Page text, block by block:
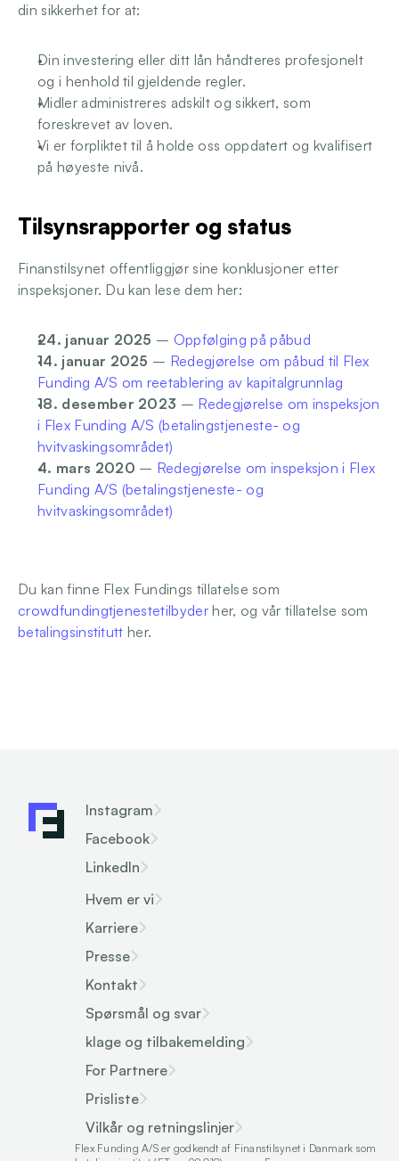
din sikkerhet for at:
Din investering eller ditt lån håndteres profesjonelt
og i henhold til gjeldende regler.
Midler administreres adskilt og sikkert, som
foreskrevet av loven.
Vi er forpliktet til å holde oss oppdatert og kvalifisert
på høyeste nivå.
Tilsynsrapporter og status
Finanstilsynet offentliggjør sine konklusjoner etter
inspeksjoner. Du kan lese dem her:
24. januar 2025 – Oppfølging på påbud
14. januar 2025 – Redegjørelse om påbud til Flex
Funding A/S om reetablering av kapitalgrunnlag
18. desember 2023 – Redegjørelse om inspeksjon
i Flex Funding A/S (betalingstjeneste- og
hvitvaskingsområdet)
4. mars 2020 – Redegjørelse om inspeksjon i Flex
Funding A/S (betalingstjeneste- og
hvitvaskingsområdet)
crowdfundingtjenestetilbyder
betalingsinstitutt her.
Instagram
Facebook
LinkedIn
Hvem er vi
Karriere
Presse
Kontakt
Spørsmål og svar
klage og tilbakemelding
For Partnere
Prisliste
Vilkår og retningslinjer
Flex Funding A/S er godkendt af Finanstilsynet i Danmark som